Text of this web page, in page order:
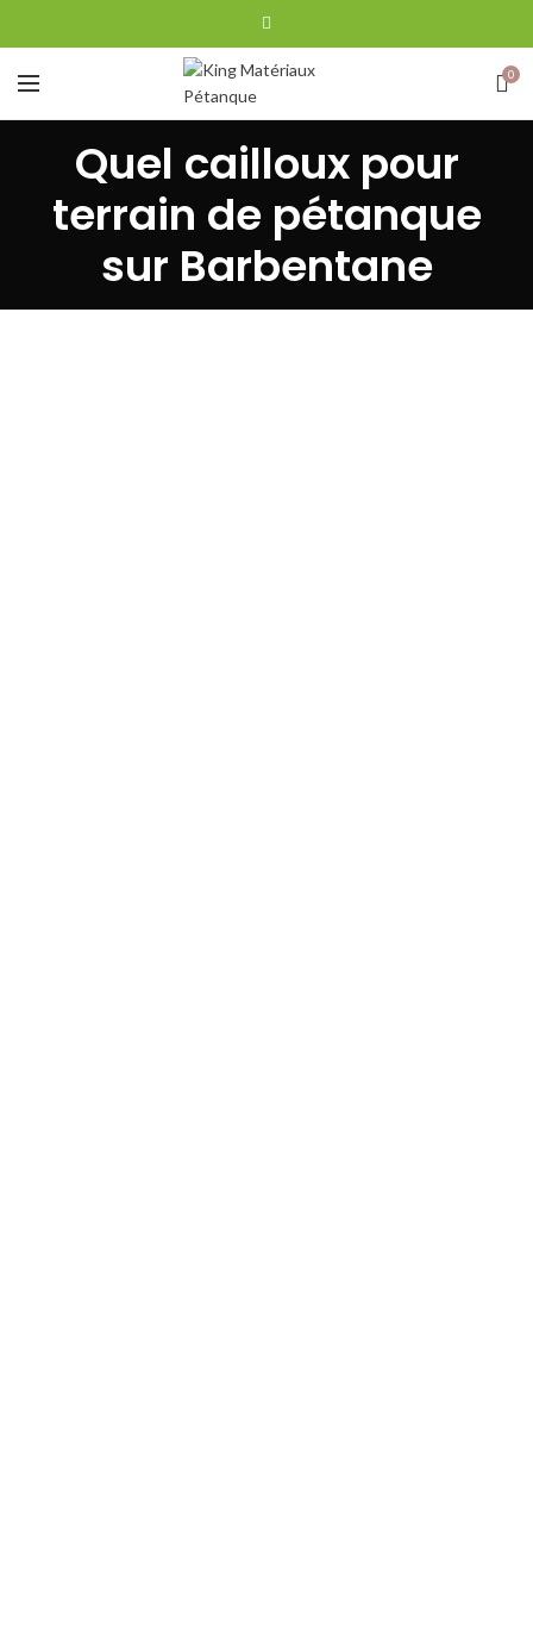
0
Quel cailloux pour
terrain de pétanque
sur Barbentane